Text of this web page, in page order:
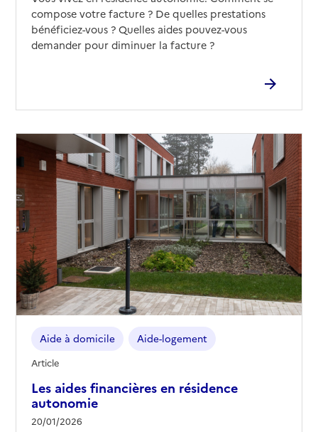
compose votre facture ? De quelles prestations
bénéficiez-vous ? Quelles aides pouvez-vous
demander pour diminuer la facture ?
Les aides financières en résidence
autonomie
20/01/2026
Aide à domicile Aide-logement
Article